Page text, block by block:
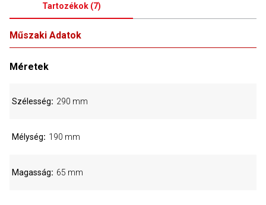
Tartozékok(7)
Műszaki Adatok
Méretek
Szélesség 290 mm
Mélység 190 mm
Magasság 65 mm